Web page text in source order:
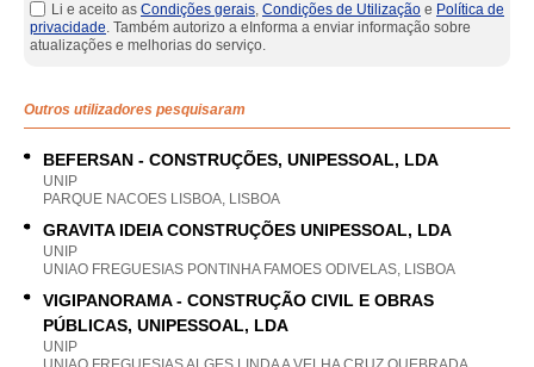
Li e aceito as Condições gerais, Condições de Utilização e Política de
privacidade. Também autorizo a eInforma a enviar informação sobre
atualizações e melhorias do serviço.
Outros utilizadores pesquisaram
BEFERSAN - CONSTRUÇÕES, UNIPESSOAL, LDA
UNIP
PARQUE NACOES LISBOA, LISBOA
GRAVITA IDEIA CONSTRUÇÕES UNIPESSOAL, LDA
UNIP
UNIAO FREGUESIAS PONTINHA FAMOES ODIVELAS, LISBOA
VIGIPANORAMA - CONSTRUÇÃO CIVIL E OBRAS
PÚBLICAS, UNIPESSOAL, LDA
UNIP